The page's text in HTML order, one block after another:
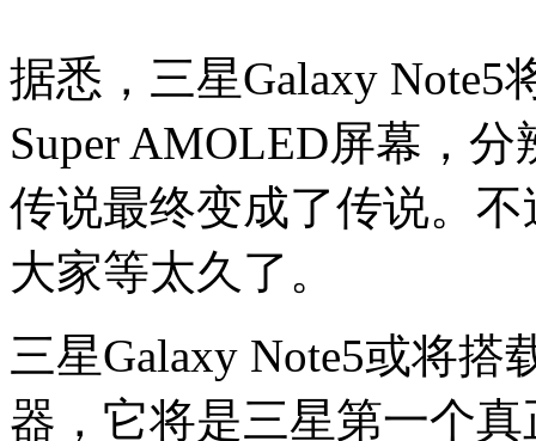
据悉，三星Galaxy Note5
Super AMOLED屏幕，
传说最终变成了传说。
大家等太久了。
三星Galaxy Note5或将搭
器，它将是三星第一个